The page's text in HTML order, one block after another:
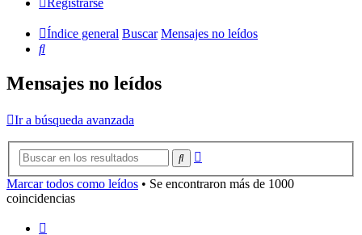
Registrarse
Índice general Buscar Mensajes no leídos
Buscar
Mensajes no leídos
Ir a búsqueda avanzada
Buscar
Marcar todos como leídos • Se encontraron más de 1000
coincidencias